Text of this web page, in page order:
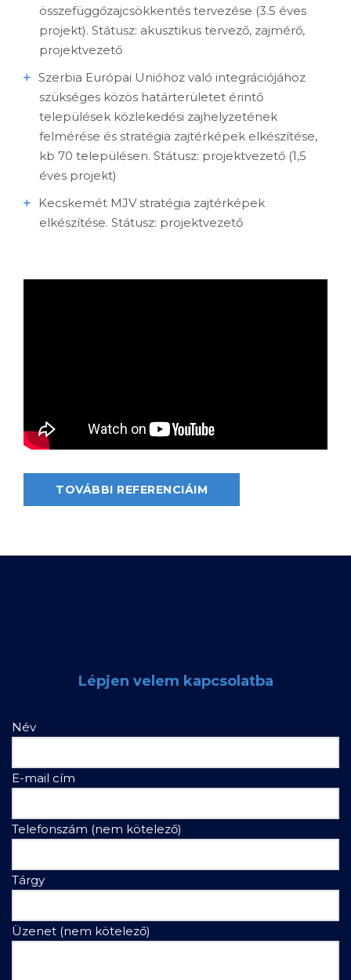
összefüggőzajcsökkentés tervezése (3.5 éves
projekt). Státusz: akusztikus tervező, zajmérő,
projektvezető
Szerbia Európai Unióhoz való integrációjához
szükséges közös határterületet érintő
települések közlekedési zajhelyzetének
felmérése és stratégia zajtérképek elkészítése,
kb 70 településen. Státusz: projektvezető (1,5
éves projekt)
Kecskemét MJV stratégia zajtérképek
elkészítése. Státusz: projektvezető
TOVÁBBI REFERENCIÁIM
Lépjen velem kapcsolatba
Név
E-mail cím
Telefonszám (nem kötelező)
Tárgy
Üzenet (nem kötelező)